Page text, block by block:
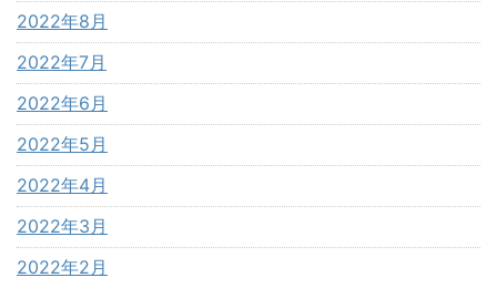
2022年8月
2022年7月
2022年6月
2022年5月
2022年4月
2022年3月
2022年2月